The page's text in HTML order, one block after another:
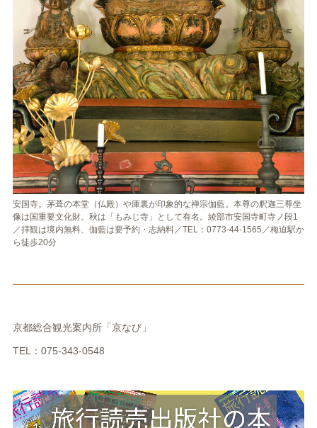
安国寺。茅葺の本堂（仏殿）や庫裏が印象的な禅宗伽藍。本尊の釈迦三尊坐
像は国重要文化財。秋は「もみじ寺」として有名。綾部市安国寺町寺ノ段1
／拝観は境内無料、伽藍は要予約・志納料／TEL：0773-44-1565／梅迫駅か
ら徒歩20分
京都総合観光案内所「京なび」
TEL：075-343-0548